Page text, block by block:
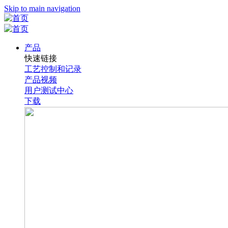
Skip to main navigation
产品
快速链接
工艺控制和记录
产品视频
用户测试中心
下载